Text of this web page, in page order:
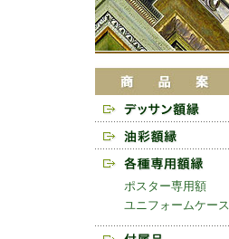
ポスター専用額
ユニフォームケース